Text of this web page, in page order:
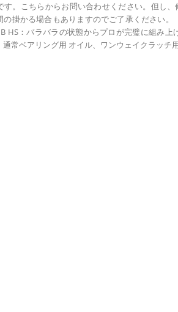
す。こちらからお問い合わせください。但し、
の掛かる場合もありますのでご了承ください。
HS：バラバラの状態からプロが完璧に組み上
通常ベアリング用 オイル、ワンウェイクラッチ